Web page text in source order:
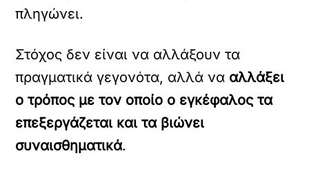
πληγώνει.
Στόχος δεν είναι να αλλάξουν τα
πραγματικά γεγονότα, αλλά να αλλάξει
ο τρόπος με τον οποίο ο εγκέφαλος τα
επεξεργάζεται και τα βιώνει
συναισθηματικά.